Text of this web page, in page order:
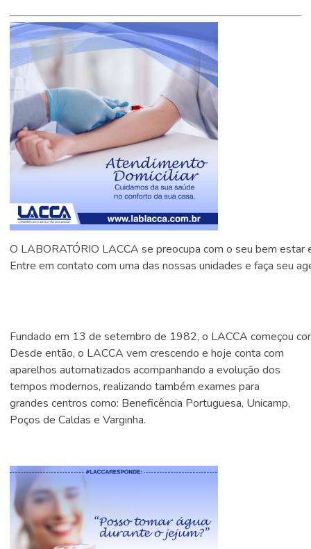
O LABORATÓRIO LACCA se preocupa com o seu bem
Entre em contato com uma das nossas unidades e faça seu
Fundado em 13 de setembro de 1982, o LACCA começou
Desde então, o LACCA vem crescendo e hoje conta com
aparelhos automatizados acompanhando a evolução dos
tempos modernos, realizando também exames para
grandes centros como: Beneficência Portuguesa, Unicamp,
Poços de Caldas e Varginha.